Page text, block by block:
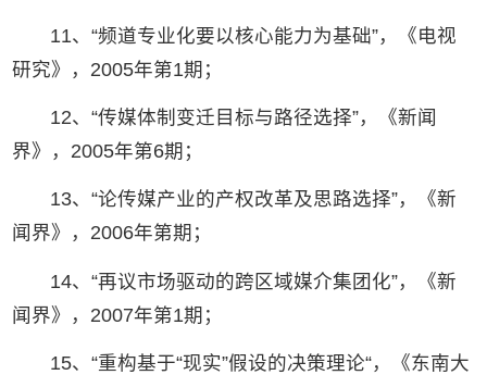
11、“频道专业化要以核心能力为基础”，《电视
研究》，2005年第1期；
12、“传媒体制变迁目标与路径选择”，《新闻
界》，2005年第6期；
13、“论传媒产业的产权改革及思路选择”，《新
闻界》，2006年第期；
14、“再议市场驱动的跨区域媒介集团化”，《新
闻界》，2007年第1期；
15、“重构基于“现实”假设的决策理论“，《东南大